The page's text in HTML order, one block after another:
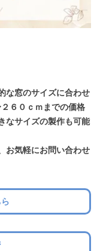
な窓のサイズに合わせ
６０ｃｍまでの価格
なサイズの製作も可能
お気軽にお問い合わせ